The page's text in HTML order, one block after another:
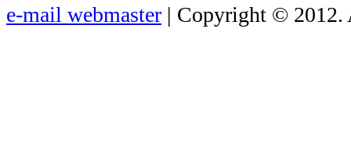
e-mail webmaster | Copyright © 2012.